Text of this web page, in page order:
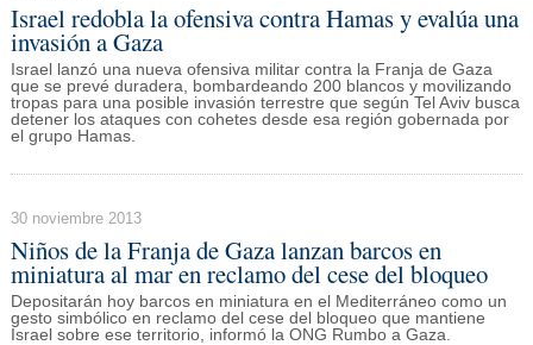
Israel redobla la ofensiva contra Hamas y evalúa una
invasión a Gaza
Israel lanzó una nueva ofensiva militar contra la Franja de Gaza
que se prevé duradera, bombardeando 200 blancos y movilizando
tropas para una posible invasión terrestre que según Tel Aviv busca
detener los ataques con cohetes desde esa región gobernada por
el grupo Hamas.
30 noviembre 2013
Niños de la Franja de Gaza lanzan barcos en
miniatura al mar en reclamo del cese del bloqueo
Depositarán hoy barcos en miniatura en el Mediterráneo como un
gesto simbólico en reclamo del cese del bloqueo que mantiene
Israel sobre ese territorio, informó la ONG Rumbo a Gaza.